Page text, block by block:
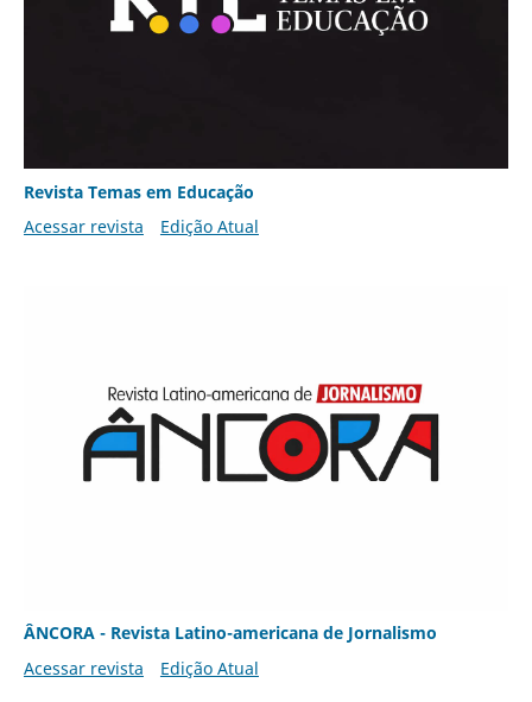
Revista Temas em Educação
Acessar revista
Edição Atual
ÂNCORA - Revista Latino-americana de Jornalismo
Acessar revista
Edição Atual